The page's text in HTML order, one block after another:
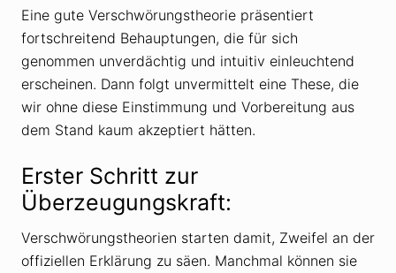
Eine gute Verschwörungstheorie präsentiert
fortschreitend Behauptungen, die für sich
genommen unverdächtig und intuitiv einleuchtend
erscheinen. Dann folgt unvermittelt eine These, die
wir ohne diese Einstimmung und Vorbereitung aus
dem Stand kaum akzeptiert hätten.
Erster Schritt zur
Überzeugungskraft:
Verschwörungstheorien starten damit, Zweifel an der
offiziellen Erklärung zu säen. Manchmal können sie